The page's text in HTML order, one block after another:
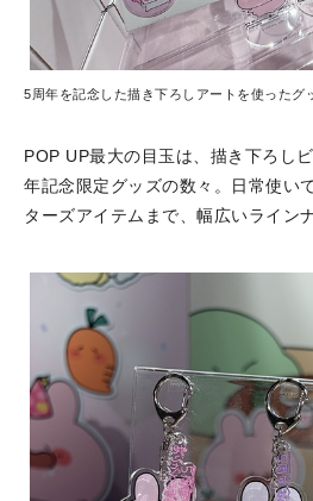
5周年を記念した描き下ろしアートを使ったグ
POP UP最大の目玉は、描き下ろし
年記念限定グッズの数々。日常使い
ターズアイテムまで、幅広いライン